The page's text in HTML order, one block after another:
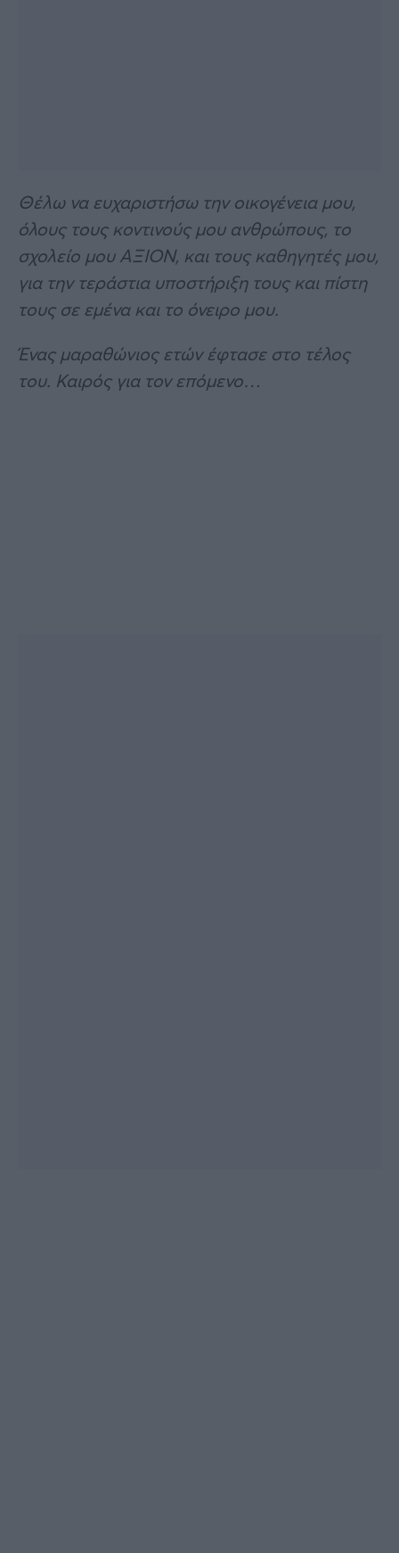
Θέλω να ευχαριστήσω την οικογένεια μου,
όλους τους κοντινούς μου ανθρώπους, το
σχολείο μου ΑΞΙΟΝ, και τους καθηγητές μου,
για την τεράστια υποστήριξη τους και πίστη
τους σε εμένα και το όνειρο μου.
Ένας μαραθώνιος ετών έφτασε στο τέλος
του. Καιρός για τον επόμενο…